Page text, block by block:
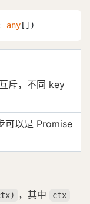
any [])
斥，不同 key
可以是 Promise
，其中 ctx